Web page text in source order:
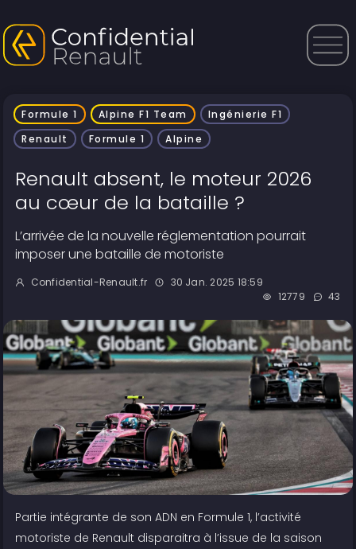
Formule 1 Alpine F1 Team
Ingénierie F1
Renault
Formule 1 Alpine
Renault absent, le moteur 2026
au cœur de la bataille ?
L’arrivée de la nouvelle réglementation pourrait
imposer une bataille de motoriste
Confidential-Renault.fr
30 Jan. 2025 18:59
12779
43
Partie intégrante de son ADN en Formule 1, l’activité
motoriste de Renault disparaitra à l’issue de la saison